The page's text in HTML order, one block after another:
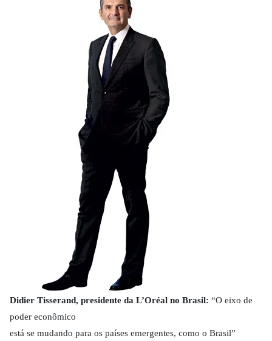
Didier Tisserand, presidente da L’Oréal no Brasil: “O eixo de
poder econômico
está se mudando para os países emergentes, como o Brasil”